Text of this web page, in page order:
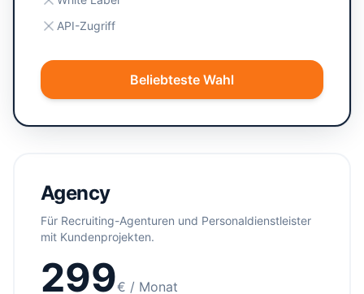
API-Zugriff
Beliebteste Wahl
Agency
Für Recruiting-Agenturen und Personaldienstleister
mit Kundenprojekten.
299€ / Monat